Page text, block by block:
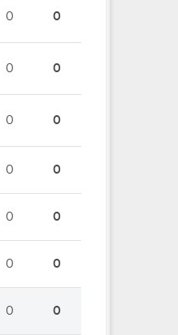
0 0
0 0
0 0
0 0
0 0
0 0
0 0